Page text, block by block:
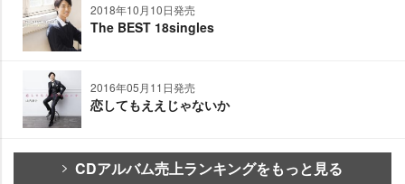
2018年10月10日発売
The BEST 18singles
2016年05月11日発売
恋してもええじゃないか
CDアルバム売上ランキングをもっと見る